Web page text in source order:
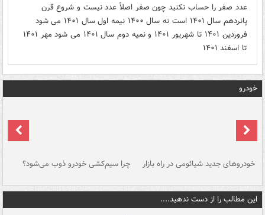
عدد صفر را حساب نکنید چون صفر اصلاً عدد نیست و شروع قرن
پانردهم سال ۱۴۰۱ است نه سال ۱۴۰۰ نیمه اول سال ۱۴۰۱ می شود
فروردین ۱۴۰۱ تا شهریور ۱۴۰۱ و نمیه دوم سال ۱۴۰۱ می شود مهر ۱۴۰۱
تا اسفند ۱۴۰۱
خودرو
خودروهای جدید شیائومی در راه بازار چرا سیم‌کشی خودرو ذوب می‌شود؟
این مطالب را از دست ندهید....